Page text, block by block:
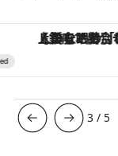
【銀座で出合う最旬美容】美髪ケアや上質な眠り…セ
3 / 5